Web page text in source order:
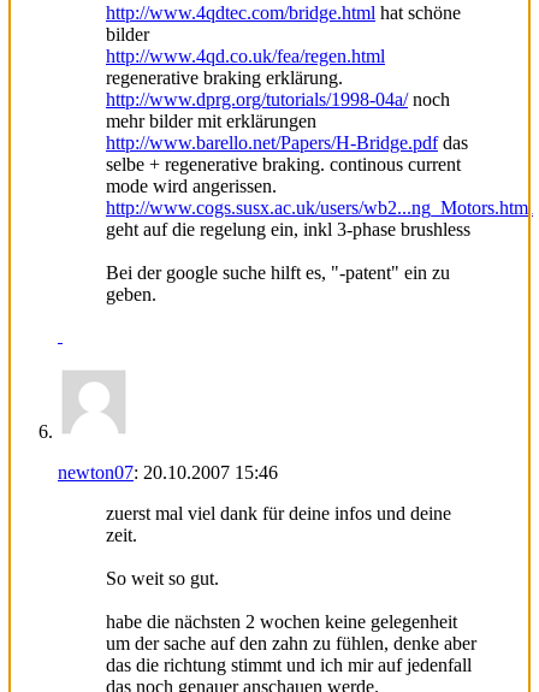
http://www.4qdtec.com/bridge.html hat schöne
bilder
http://www.4qd.co.uk/fea/regen.html
regenerative braking erklärung.
http://www.dprg.org/tutorials/1998-04a/noch
mehr bilder mit erklärungen
http://www.barello.net/Papers/H-Bridge.pdfdas
selbe + regenerative braking. continous current
mode wird angerissen.
http://www.cogs.susx.ac.uk/users/wb2...ng_Motors.html
geht auf die regelung ein, inkl 3-phase brushless
Bei der google suche hilft es, "-patent" ein zu
geben.
newton07: 20.10.2007 15:46
zuerst mal viel dank für deine infos und deine
zeit.
So weit so gut.
habe die nächsten 2 wochen keine gelegenheit
um der sache auf den zahn zu fühlen, denke aber
das die richtung stimmt und ich mir auf jedenfall
das noch genauer anschauen werde.